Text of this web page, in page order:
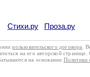
Стихи.ру Проза.ру
пользовательского договора
.
на его авторской странице.
на основании Политики